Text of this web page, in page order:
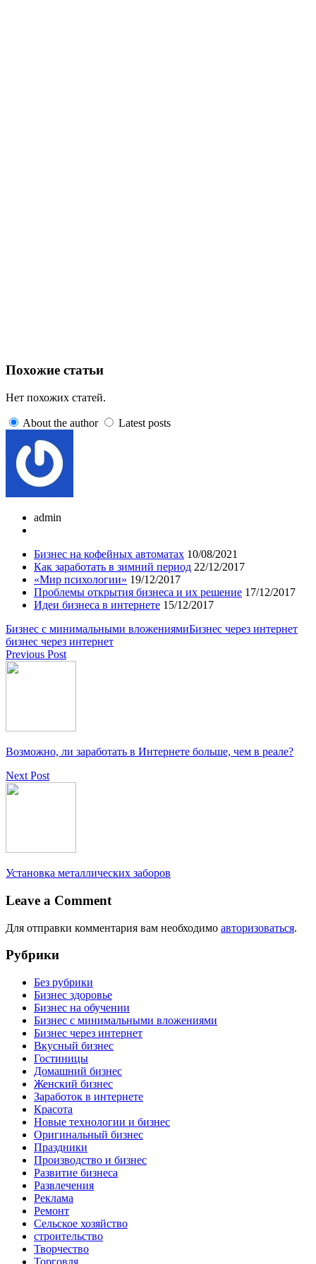
Похожие статьи
Нет похожих статей.
About the author Latest posts
admin
Бизнес на кофейных автоматах 10/08/2021
Как заработать в зимний период 22/12/2017
«Мир психологии» 19/12/2017
Проблемы открытия бизнеса и их решение 17/12/2017
Идеи бизнеса в интернете 15/12/2017
Бизнес с минимальными вложениямиБизнес через интернет
бизнес через интернет
Previous Post
Возможно, ли заработать в Интернете больше, чем в реале?
Next Post
Установка металлических заборов
Leave a Comment
Для отправки комментария вам необходимо авторизоваться.
Рубрики
Без рубрики
Бизнес здоровье
Бизнес на обучении
Бизнес с минимальными вложениями
Бизнес через интернет
Вкусный бизнес
Гостиницы
Домашний бизнес
Женский бизнес
Заработок в интернете
Красота
Новые технологии и бизнес
Оригинальный бизнес
Праздники
Производство и бизнес
Развитие бизнеса
Развлечения
Реклама
Ремонт
Сельское хозяйство
строительство
Творчество
Торговля